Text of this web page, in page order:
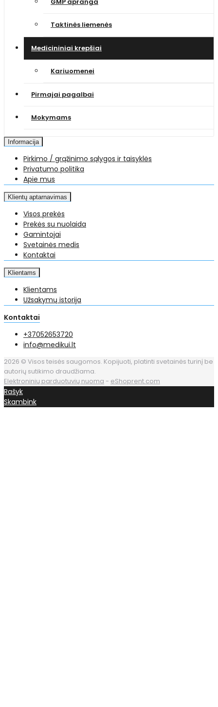
Taktinės liemenės
Medicininiai krepšiai
Kariuomenei
Pirmajai pagalbai
Mokymams
Informacija
Pirkimo / grąžinimo sąlygos ir taisyklės
Privatumo politika
Apie mus
Klientų aptarnavimas
Visos prekės
Prekės su nuolaida
Gamintojai
Svetainės medis
Kontaktai
Klientams
Klientams
Užsakymų istorija
Kontaktai
+37052653720
info@medikui.lt
2026 © Visos teisės saugomos. Kopijuoti, platinti svetainės turinį be
autorių sutikimo draudžiama.
Elektroninių parduotuvių nuoma - eShoprent.com
Rašyk
Skambink